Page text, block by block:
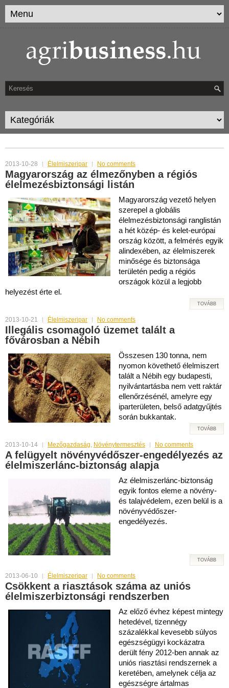
2013-10-28 Élelmiszeripar No comments
Magyarország az élmezőnyben a régiós
élelmezésbiztonsági listán
Magyarország vezető helyen
szerepel a globális
élelmezésbiztonsági ranglistán
a hét közép- és kelet-európai
ország között, a felmérés egyik
alindexében, az élelmiszerek
minősége és biztonsága
területén pedig a régiós
országok közül a legjobb
helyezést érte el.
TOVÁBB
2013-10-21 Élelmiszeripar No comments
Illegális csomagoló üzemet talált a
fővárosban a Nébih
Összesen 130 tonna, nem
nyomon követhető élelmiszert
talált a Nébih egy budapesti,
nyilvántartásba nem vett raktár
ellenőrzésénél, amelyre egy
iparterületen, belső adatgyűjtés
során bukkantak.
TOVÁBB
2013-10-14 Mezőgazdaság, Növénytermesztés No comments
A felügyelt növényvédőszer-engedélyezés az
élelmiszerlánc-biztonság alapja
Az élelmiszerlánc-biztonság
egyik fontos eleme a növény-
és talajvédelem, ezen belül is a
növényvédőszer-
engedélyezés.
TOVÁBB
2013-06-10 Élelmiszeripar No comments
Csökkent a riasztások száma az uniós
élelmiszerbiztonsági rendszerben
Az előző évhez képest mintegy
hetedével, tizennégy
százalékkal kevesebb súlyos
egészségügyi kockázatra
derült fény 2012-ben annak az
uniós riasztási rendszernek a
keretében, amelynek célja az
egészségre ártalmas